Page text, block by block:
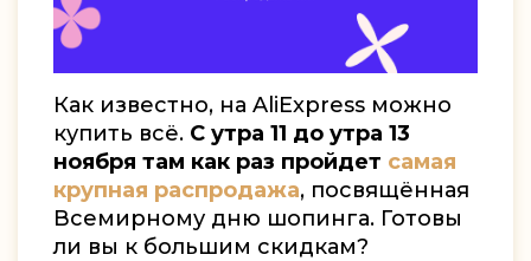
Как известно, на AliExpress можно
купить всё. С утра 11 до утра 13
ноября там как раз пройдет самая
крупная распродажа, посвящённая
Всемирному дню шопинга. Готовы
ли вы к большим скидкам?